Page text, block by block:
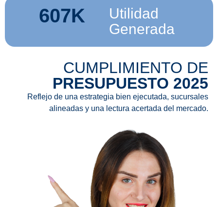
Utilidad
Generada
607K
CUMPLIMIENTO DE
PRESUPUESTO 2025
Reflejo de una estrategia bien ejecutada, sucursales
alineadas y una lectura acertada del mercado.